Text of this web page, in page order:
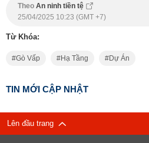
Theo An ninh tiền tệ
25/04/2025 10:23 (GMT +7)
Từ Khóa:
Gò Vấp Hạ Tầng Dự Án
TIN MỚI CẬP NHẬT
Lên đầu trang